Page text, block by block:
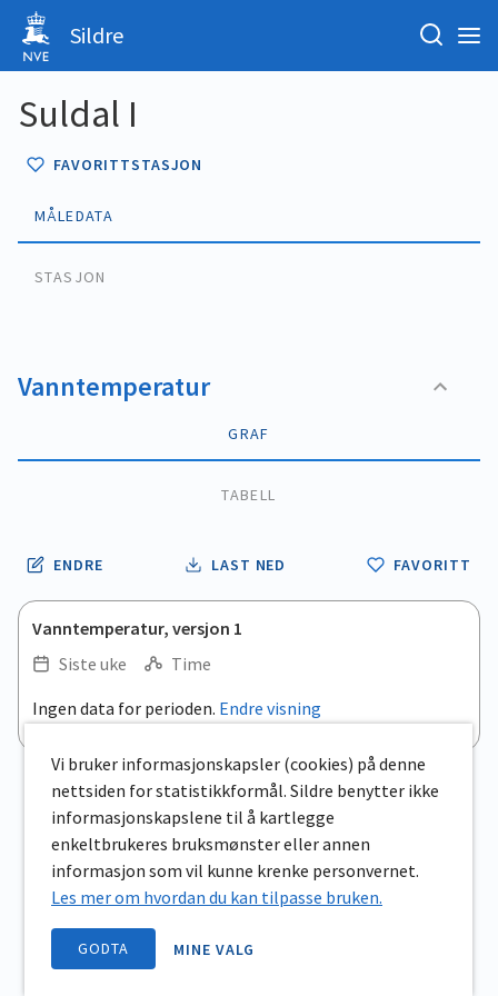
Sildre
Suldal I
FAVORITTSTASJON
MÅLEDATA
STASJON
Vanntemperatur
GRAF
TABELL
ENDRE LAST NED FAVORITT
Vanntemperatur, versjon 1
Siste uke
Time
Ingen data for perioden. Endre visning
Vi bruker informasjonskapsler (cookies) på denne
nettsiden for statistikkformål. Sildre benytter ikke
informasjonskapslene til å kartlegge
enkeltbrukeres bruksmønster eller annen
informasjon som vil kunne krenke personvernet.
Les mer om hvordan du kan tilpasse bruken.
GODTA MINE VALG